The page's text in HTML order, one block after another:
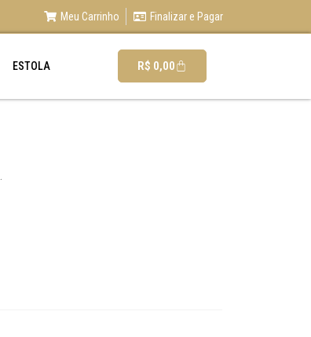
Meu Carrinho Finalizar e Pagar
ESTOLA R$ 0,00